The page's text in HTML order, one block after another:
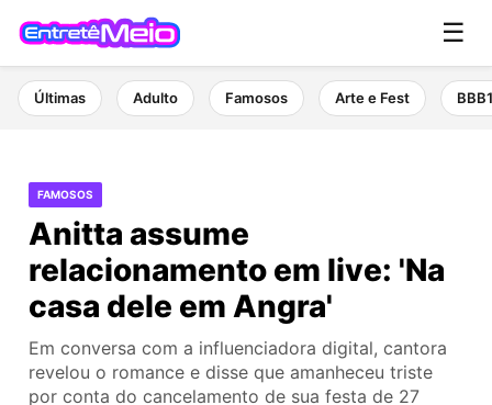
☰
Últimas Adulto Famosos Arte e Fest
FAMOSOS
Anitta assume
relacionamento em live: 'Na
casa dele em Angra'
Em conversa com a influenciadora digital, cantora
revelou o romance e disse que amanheceu triste
por conta do cancelamento de sua festa de 27